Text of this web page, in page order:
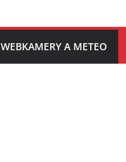
WEBKAMERY A METEO